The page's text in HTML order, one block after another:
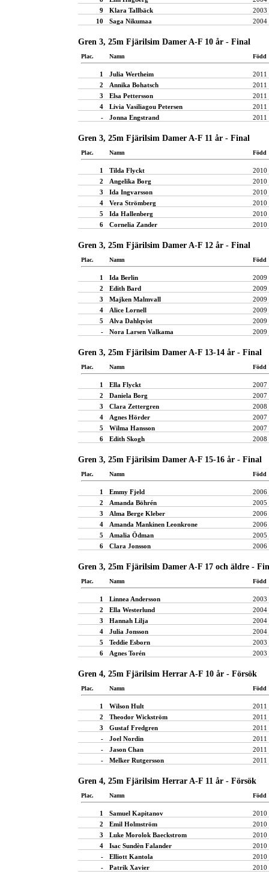
9
Klara Tallbäck
2003
10
Saga Nikumaa 2004
Gren 3, 25m Fjärilsim Damer A-F 10 år - Final
Plac. Namn Född
1 Julia Wertheim
2011
2
Annika Bohatsch
2011
3
Elsa Pettersson
2011
4
Livia Vasiliagou Petersen
2011
-
Jonna Engstrand 2011
Gren 3, 25m Fjärilsim Damer A-F 11 år - Final
Plac. Namn Född
1 Tilda Flyckt
2010
2
Angelika Borg
2010
3
Ida Ingvarsson
2010
4
Vera Strömberg
2010
5
Ida Hallenberg
2010
6
Cornelia Zander 2010
Gren 3, 25m Fjärilsim Damer A-F 12 år - Final
Plac. Namn Född
1 Ida Berlin
2009
2
Edith Bard
2009
3
Majken Malmvall
2009
4
Alice Lornell
2009
5
Alva Dahlqvist
2009
-
Nora Larsen Valkama 2009
Gren 3, 25m Fjärilsim Damer A-F 13-14 år - Final
Plac. Namn Född
1 Ella Flyckt
2007
2
Daniela Borg
2007
3
Clara Zettergren
2008
4
Agnes Hörder
2007
5
Wilma Hansson
2007
6
Edith Skogh 2008
Gren 3, 25m Fjärilsim Damer A-F 15-16 år - Final
Plac. Namn Född
1 Emmy Fjeld
2006
2
Amanda Böhrén
2005
3
Alma Berge Kleber
2006
4
Amanda Mankinen Leonkrone
2006
5
Amalia Ödman
2005
6
Clara Jonsson 2006
Gren 3, 25m Fjärilsim Damer A-F 17 och äldre -
Plac. Namn Född
1 Linnea Andersson
2003
2
Ella Westerlund
2004
3
Hannah Lilja
2004
4
Julia Jonsson
2004
5
Teddie Esborn
2003
6
Agnes Torén 2003
Gren 4, 25m Fjärilsim Herrar A-F 10 år - Försök
Plac. Namn Född
1 Wilson Hult
2011
2
Theodor Wickström
2011
3
Gustaf Fredgren
2011
-
Joel Nordin
2011
-
Jason Chan
2011
-
Melker Rutgersson 2011
Gren 4, 25m Fjärilsim Herrar A-F 11 år - Försök
Plac. Namn Född
1 Samuel Kapitanov
2010
2
Emil Holmström
2010
3
Luke Morolok Baeckstrom
2010
4
Isac Sundèn Falander
2010
-
Elliott Kantola
2010
-
Patrik Xavier 2010